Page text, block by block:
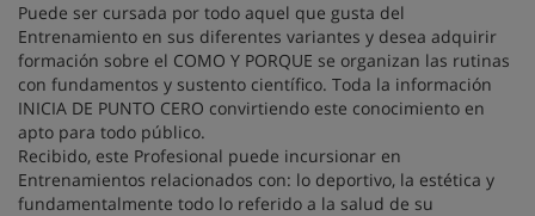
Puede ser cursada por todo aquel que gusta del
Entrenamiento en sus diferentes variantes y desea adquirir
formación sobre el COMO Y PORQUE se organizan las rutinas
con fundamentos y sustento científico. Toda la información
INICIA DE PUNTO CERO convirtiendo este conocimiento en
apto para todo público.
Recibido, este Profesional puede incursionar en
Entrenamientos relacionados con: lo deportivo, la estética y
fundamentalmente todo lo referido a la salud de su